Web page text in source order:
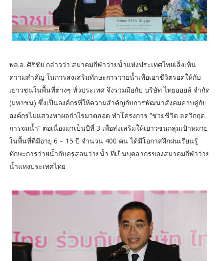
พล.อ. ศิริชัย กล่าวว่า สมาคมกีฬาว่ายน้ำแห่งประเทศไทยเล็งเห็น
ความสำคัญ ในการส่งเสริมทักษะการว่ายน้ำเพื่อเอาชีวิตรอดให้กับ
เยาวชนในพื้นที่ต่างๆ ทั่วประเทศ จึงร่วมมือกับ บริษัท ไทยออยล์ จำกัด
(มหาชน) ซึ่งเป็นองค์กรที่ให้ความสำคัญกับการพัฒนาสังคมควบคู่กับ
องค์กรไม่แสวงหาผลกำไรมาตลอด ทำโครงการ “ช่วยชีวิต ลดวิกฤต
การจมน้ำ” ต่อเนื่องมาเป็นปีที่ 3 เพื่อส่งเสริมให้เยาวชนกลุ่มเป้าหมาย
ในพื้นที่ที่มีอายุ 6 – 15 ปี จำนวน 400 คน ได้มีโอกาสฝึกฝนเรียนรู้
ทักษะการว่ายน้ำกับครูสอนว่ายน้ำ ที่เป็นบุคลากรของสมาคมกีฬาว่าย
น้ำแห่งประเทศไทย